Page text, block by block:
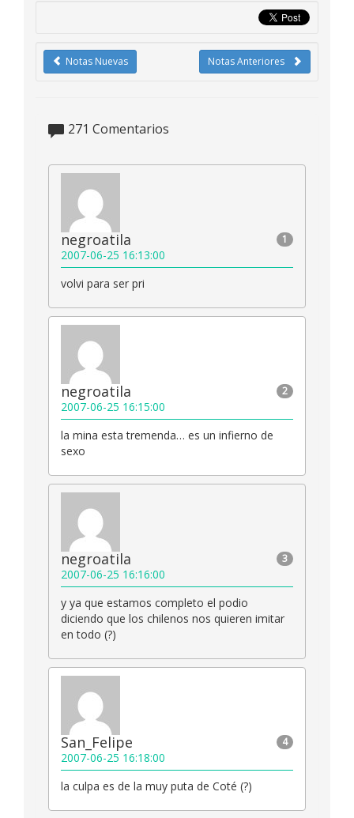
Notas Anteriores
Notas Nuevas
271 Comentarios
1
negroatila
2007-06-25 16:13:00
volvi para ser pri
2
negroatila
2007-06-25 16:15:00
la mina esta tremenda… es un infierno de
sexo
3
negroatila
2007-06-25 16:16:00
y ya que estamos completo el podio
diciendo que los chilenos nos quieren imitar
en todo (?)
4
San_Felipe
2007-06-25 16:18:00
la culpa es de la muy puta de Coté (?)